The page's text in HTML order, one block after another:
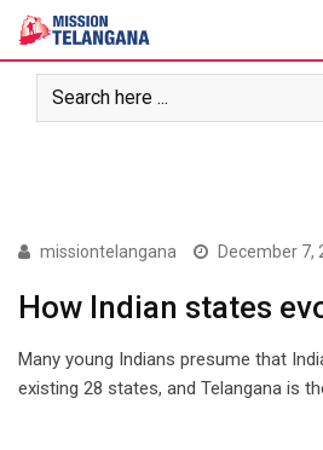
Skip
content
ARTICLES
missiontelangana December 7,
How Indian states
Many young Indians presume that
existing 28 states, and Telangana is